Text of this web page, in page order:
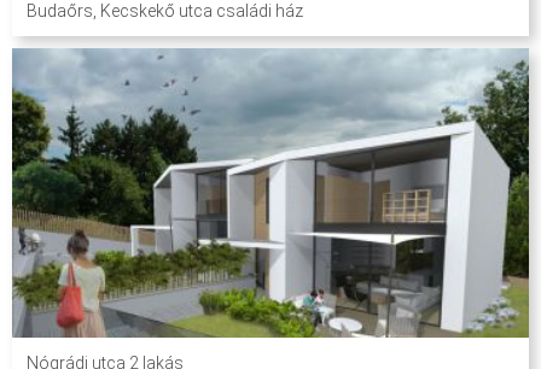
Budaőrs, Kecskekő utca családi ház
Nógrádi utca 2 lakás